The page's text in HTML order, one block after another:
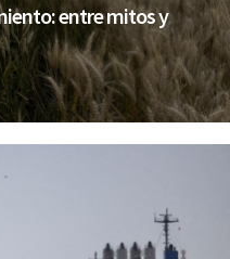
entre mitos y